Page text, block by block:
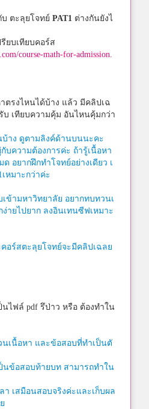
บ ตะลุยโจทย์ PAT1 ต่างกันยังไ
ยบเทียบคอร์ส
course-math-for-admission.
าตรงไหนได้บ้าง แล้ว มีคลิปเฉ
บ เทียบความคุ้ม อันไหนคุ้มกว่า
บ้าง ดูตามลิงค์ด้านบนนะคะ
บความต้องการค่ะ ถ้ารู้เนื้อหา
อยากฝึกทำโจทย์อย่างเดียว เ
หมาะกว่าค่ะ
เข้ามหาวิทยาลัย อยากทบทวนเ
ายไปยาก ลงอินเทนซีฟเหมาะ
อร์สตะลุยโจทย์จะมีคลิปเฉลย
ไฟล์ pdf รึป่าว หรือ ต้องทำใน
เนื้อหา และข้อสอบที่ทำเป็นตั
นข้อสอบท้ายบท สามารถทำใน
เสมือนสอบจริงค่ะและเก็บผล